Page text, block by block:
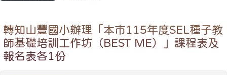
轉知山豐國小辦理「本市115年度SEL種子教
師基礎培訓工作坊（BEST ME）」課程表及
報名表各1份